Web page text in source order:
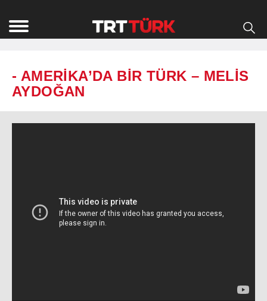
- AMERİKA’DA BİR TÜRK – MELİS
AYDOĞAN